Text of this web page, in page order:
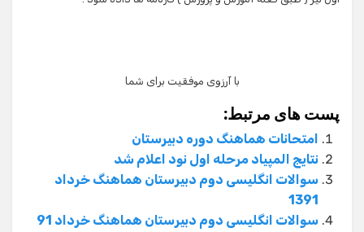
با آرزوی موفقیت برای شما
پست های مرتبط:
امتحانات هماهنگ دوره دبیرستان
نتایج المپیاد مرحله اول نود اعلام شد
سوالات انگلیسی دوم دبیرستان هماهنگ خرداد
1391
سوالات انگلیسی دوم دبیرستان هماهنگ خرداد 91